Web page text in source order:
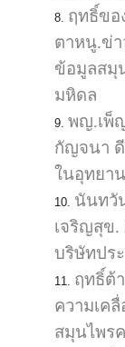
ฤทธิ์ขอ
ตาหนู.ข่า
ข้อมูลสมุ
มหิดล
พญ.เพ็
กัญจนา ดี
ในอุทยา
นันทวั
เจริญสุข.
บริษัทปร
ฤทธิ์ต้
ความเค
สมุนไพร